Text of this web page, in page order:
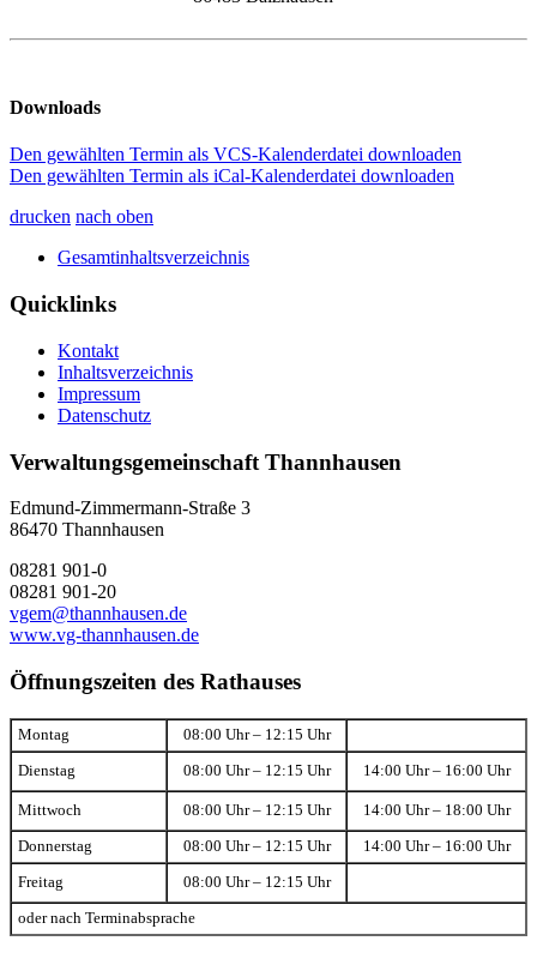
Downloads
Den gewählten Termin als VCS-Kalenderdatei downloaden
Den gewählten Termin als iCal-Kalenderdatei downloaden
drucken nach oben
Gesamtinhaltsverzeichnis
Quicklinks
Kontakt
Inhaltsverzeichnis
Impressum
Datenschutz
Verwaltungsgemeinschaft Thannhausen
Edmund-Zimmermann-Straße 3
86470 Thannhausen
08281 901-0
08281 901-20
vgem@thannhausen.de
www.vg-thannhausen.de
Öffnungszeiten des Rathauses
Montag 08:00 Uhr – 12:15 Uhr
Dienstag 08:00 Uhr – 12:15 Uhr 14:00 Uhr – 16:00 Uhr
Mittwoch 08:00 Uhr – 12:15 Uhr 14:00 Uhr – 18:00 Uhr
Donnerstag 08:00 Uhr – 12:15 Uhr 14:00 Uhr – 16:00 Uhr
Freitag 08:00 Uhr – 12:15 Uhr
oder nach Terminabsprache